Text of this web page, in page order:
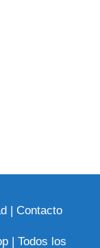
| Contacto
| Todos los